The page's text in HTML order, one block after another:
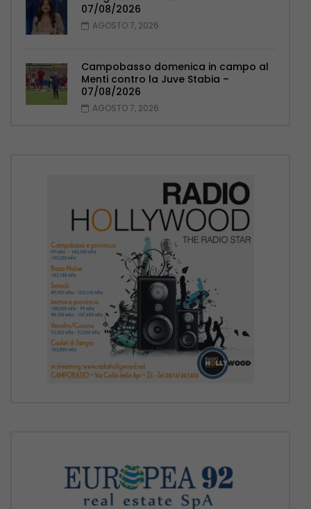
07/08/2026
AGOSTO 7, 2026
Campobasso domenica in campo al
Menti contro la Juve Stabia –
07/08/2026
AGOSTO 7, 2026